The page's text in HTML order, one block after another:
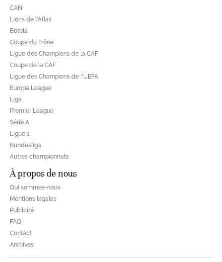
CAN
Lions de l'Atlas
Botola
Coupe du Trône
Ligue des Champions de la CAF
Coupe de la CAF
Ligue des Champions de l'UEFA
Europa League
Liga
Premier League
Série A
Ligue 1
Bundesliga
Autres championnats
À propos de nous
Qui sommes-nous
Mentions légales
Publicité
FAQ
Contact
Archives